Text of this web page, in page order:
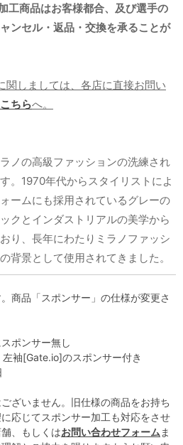
工商品はお客様都合、及び選手の
ンセル・返品・交換を承ることが
関しましては、各店に直接お問い
こちらへ。
ノの高級ファッションの洗練され
。1970年代からスタイリストによ
ームにも採用されているグレーの
クとインダストリアルの美学から
り、長年にわたりミラノファッシ
背景として使用されてきました。
商品「スポンサー」の仕様が変更さ
ポンサー無し
袖[Gate.io]のスポンサー付き
ざいません。旧仕様の商品をお持ち
応じてスポンサー加工も対応をさせ
、もしくはお問い合わせフォーム ま